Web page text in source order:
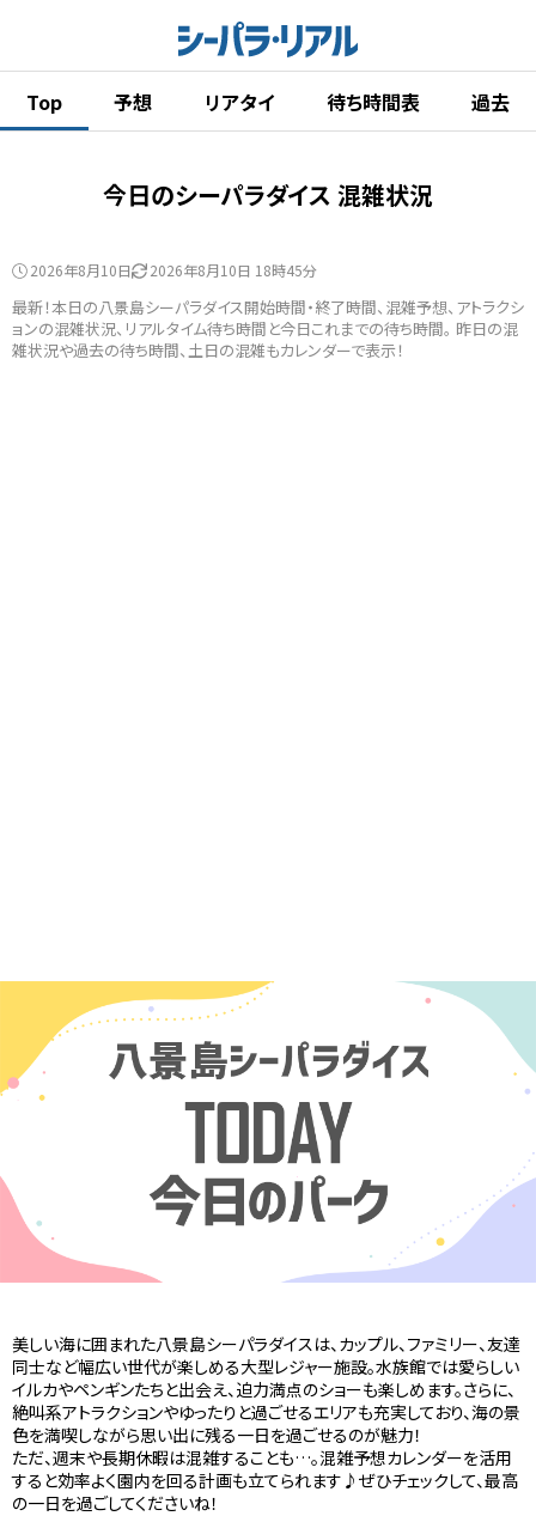
Top 予想 リアタイ 待ち時間表 過去
今日のシーパラダイス 混雑状況
2026年8月10日 2026年8月10日 18時45分
最新！本日の八景島シーパラダイス開始時間・終了時間、混雑予想、アトラクシ
ョンの混雑状況、リアルタイム待ち時間と今日これまでの待ち時間。 昨日の混
雑状況や過去の待ち時間、土日の混雑もカレンダーで表示！
美しい海に囲まれた八景島シーパラダイスは、カップル、ファミリー、友達
同士など幅広い世代が楽しめる大型レジャー施設。水族館では愛らしい
イルカやペンギンたちと出会え、迫力満点のショーも楽しめます。さらに、
絶叫系アトラクションやゆったりと過ごせるエリアも充実しており、海の景
色を満喫しながら思い出に残る一日を過ごせるのが魅力！
ただ、週末や長期休暇は混雑することも…。混雑予想カレンダーを活用
すると効率よく園内を回る計画も立てられます♪ぜひチェックして、最高
の一日を過ごしてくださいね！